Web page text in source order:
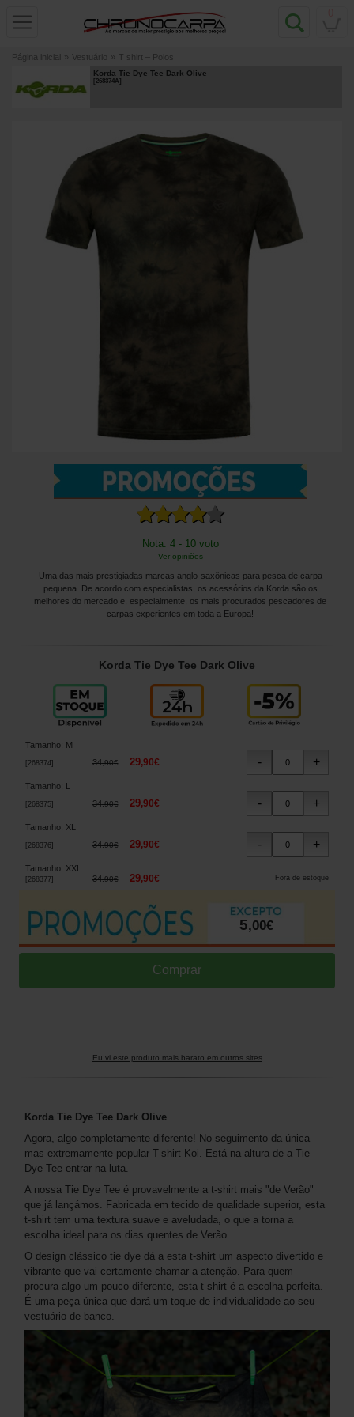
Página inicial » Vestuário » T shirt – Polos
Korda Tie Dye Tee Dark Olive
[268374A]
Nota: 4 - 10 voto
Ver opiniões
Uma das mais prestigiadas marcas anglo-saxônicas para pesca de carpa
pequena. De acordo com especialistas, os acessórios da Korda são os
melhores do mercado e, especialmente, os mais procurados pescadores de
carpas experientes em toda a Europa!
Korda Tie Dye Tee Dark Olive
Tamanho: M
268374] 34,90€ 29,90€
Tamanho:
268375] 34,90€ 29,90€
Tamanho: XL
268376] 34,90€ 29,90€
Tamanho: XXL
268377] 34,90€ 29,90€ Fora de estoque
5,00€
Eu vi este produto mais barato em outros sites
Korda Tie Dye Tee Dark Olive
Agora, algo completamente diferente! No seguimento da única
mas extremamente popular T-shirt Koi. Está na altura de a Tie
Dye Tee entrar na luta.
A nossa Tie Dye Tee é provavelmente a t-shirt mais "de Verão"
que já lançámos. Fabricada em tecido de qualidade superior, esta
t-shirt tem uma textura suave e aveludada, o que a torna a
escolha ideal para os dias quentes de Verão.
O design clássico tie dye dá a esta t-shirt um aspecto divertido e
vibrante que vai certamente chamar a atenção. Para quem
procura algo um pouco diferente, esta t-shirt é a escolha perfeita.
É uma peça única que dará um toque de individualidade ao seu
vestuário de banco.